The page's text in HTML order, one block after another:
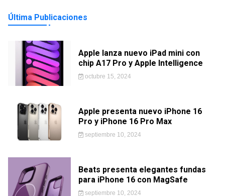
Última Publicaciones
Apple lanza nuevo iPad mini con
chip A17 Pro y Apple Intelligence
octubre 15, 2024
Apple presenta nuevo iPhone 16
Pro y iPhone 16 Pro Max
septiembre 10, 2024
Beats presenta elegantes fundas
para iPhone 16 con MagSafe
septiembre 10, 2024